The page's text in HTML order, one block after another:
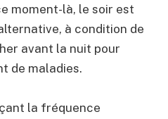
moment-là, le soir est
à condition de
avant la nuit pour
de maladies.
la fréquence